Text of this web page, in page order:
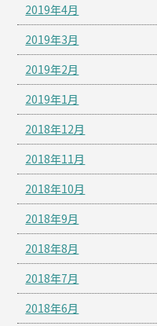
2019年4月
2019年3月
2019年2月
2019年1月
2018年12月
2018年11月
2018年10月
2018年9月
2018年8月
2018年7月
2018年6月